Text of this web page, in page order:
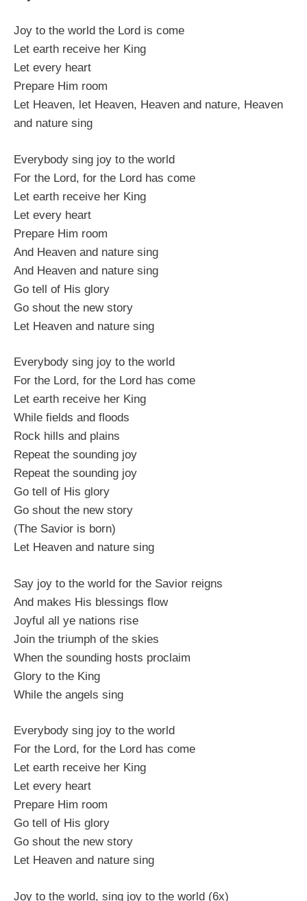
Joy to the world the Lord is come
Let earth receive her King
Let every heart
Prepare Him room
Let Heaven, let Heaven, Heaven and nature, Heaven
and nature sing
Everybody sing joy to the world
For the Lord, for the Lord has come
Let earth receive her King
Let every heart
Prepare Him room
And Heaven and nature sing
And Heaven and nature sing
Go tell of His glory
Go shout the new story
Let Heaven and nature sing
Everybody sing joy to the world
For the Lord, for the Lord has come
Let earth receive her King
While fields and floods
Rock hills and plains
Repeat the sounding joy
Repeat the sounding joy
Go tell of His glory
Go shout the new story
(The Savior is born)
Let Heaven and nature sing
Say joy to the world for the Savior reigns
And makes His blessings flow
Joyful all ye nations rise
Join the triumph of the skies
When the sounding hosts proclaim
Glory to the King
While the angels sing
Everybody sing joy to the world
For the Lord, for the Lord has come
Let earth receive her King
Let every heart
Prepare Him room
Go tell of His glory
Go shout the new story
Let Heaven and nature sing
Joy to the world, sing joy to the world (6x)